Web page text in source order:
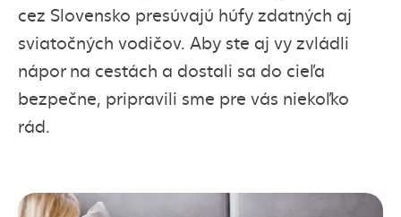
cez Slovensko presúvajú húfy zdatných aj
sviatočných vodičov. Aby ste aj vy zvládli
nápor na cestách a dostali sa do cieľa
bezpečne, pripravili sme pre vás niekoľko
rád.